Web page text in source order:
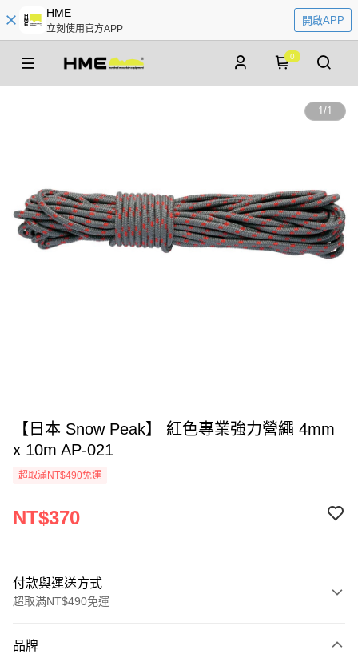
HME
立刻使用官方APP
開啟APP
0
1/1
【日本 Snow Peak】 紅色專業強力營繩 4mm
x 10m AP-021
超取滿NT$490免運
NT$370
付款與運送方式
超取滿NT$490免運
信用卡一次付款
品牌